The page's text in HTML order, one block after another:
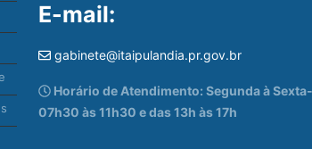
E-mail:
gabinete@itaipulandia.pr.gov.br
Horário de Atendimento: Segunda à
07h30 às 11h30 e das 13h às 17h